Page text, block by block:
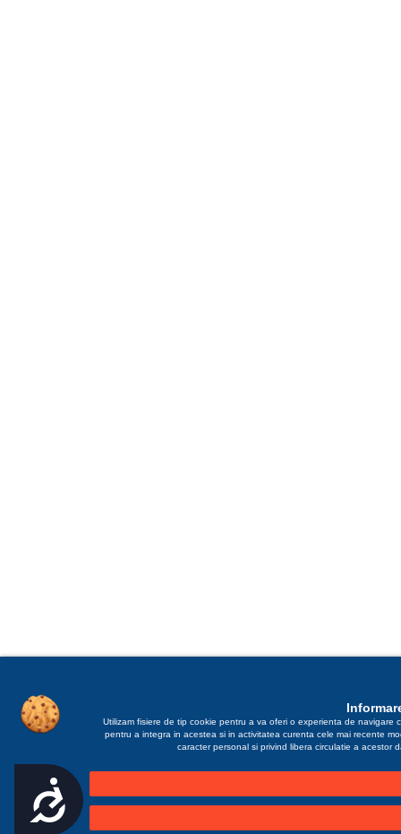
Accesibilitate
Utilizam fisiere de tip cookie pentru a va oferi o experienta de navigare
pentru a integra in acestea si in activitatea curenta cele mai recente
caracter personal si privind libera circulatie a acestor